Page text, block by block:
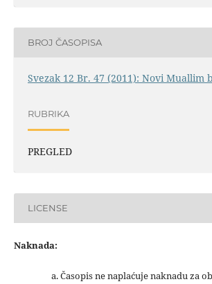
BROJ ČASOPISA
Svezak 12 Br. 47 (2011): Novi Muallim
RUBRIKA
PREGLED
LICENSE
Naknada:
a. Časopis ne naplaćuje naknadu za